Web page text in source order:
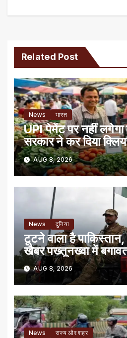
Related Post
News भारत
UPI पेमेंट पर नहीं
सरकार ने कर दिया
AUG 8, 2026
News दुनिया
टूटने वाला है
खैबर पख्तूनख्वा में
AUG 8, 2026
News राज्य और शहर